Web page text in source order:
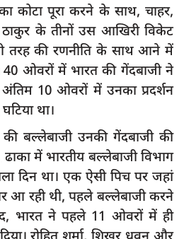
कोटा पूरा करने के साथ, चाहर,
के तीनों उस आखिरी विकेट
तरह की रणनीति के साथ आने में
ओवरों में भारत की गेंदबाजी ने
10 ओवरों में उनका प्रदर्शन
था।
बल्लेबाजी उनकी गेंदबाजी की
में भारतीय बल्लेबाजी विभाग
दिन था। एक ऐसी पिच पर जहां
आ रही थी, पहले बल्लेबाजी करने
भारत ने पहले 11 ओवरों में ही